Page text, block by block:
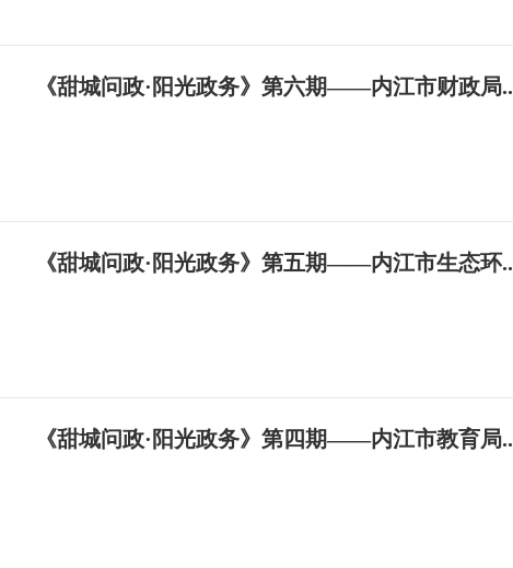
《甜城问政·阳光政务》第六期——内江市财政局..
《甜城问政·阳光政务》第五期——内江市生态环..
《甜城问政·阳光政务》第四期——内江市教育局..